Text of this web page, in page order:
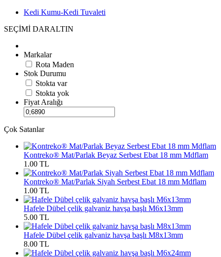
Kedi Kumu-Kedi Tuvaleti
SEÇİMİ DARALTIN
Markalar
Rota Maden
Stok Durumu
Stokta var
Stokta yok
Fiyat Aralığı
Çok Satanlar
Kontreko® Mat/Parlak Beyaz Serbest Ebat 18 mm Mdflam
1.00 TL
Kontreko® Mat/Parlak Siyah Serbest Ebat 18 mm Mdflam
1.00 TL
Hafele Dübel çelik galvaniz havşa başlı M6x13mm
5.00 TL
Hafele Dübel çelik galvaniz havşa başlı M8x13mm
8.00 TL